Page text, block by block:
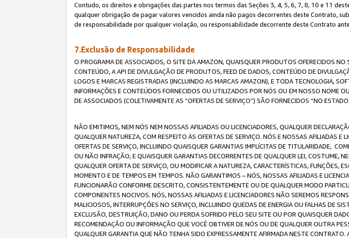
Contudo, os direitos e obrigações das partes nos termos das Seções 3, 4, 5, 6, 7, 8, 10 e 11
qualquer obrigação de pagar valores vencidos ainda não pagos decorrentes deste Contrato,
de responsabilidade por qualquer violação, ou responsabilidade decorrente deste Contrato
7.Exclusão de Responsabilidade
O PROGRAMA DE ASSOCIADOS, O SITE DA AMAZON, QUAISQUER PRODUTOS OFERECIDOS
CONTEÚDO, A API DE DIVULGAÇÃO DE PRODUTOS, FEED DE DADOS, CONTEÚDO DE
LOGOS E MARCAS REGISTRADAS (INCLUINDO AS MARCAS AMAZON), E TODA TECNOLOGIA,
INFORMAÇÕES E CONTEÚDOS FORNECIDOS OU UTILIZADOS POR NÓS OU EM NOSSO NOME
DE ASSOCIADOS (COLETIVAMENTE AS “OFERTAS DE SERVIÇO”) SÃO FORNECIDOS “NO
NÃO EMITIMOS, NEM NÓS NEM NOSSAS AFILIADAS OU LICENCIADORES, QUALQUER
QUALQUER NATUREZA, COM RESPEITO ÀS OFERTAS DE SERVIÇO. NÓS E NOSSAS AFILIADAS
OFERTAS DE SERVIÇO, INCLUINDO QUAISQUER GARANTIAS IMPLÍCITAS DE TITULARIDADE,
OU NÃO INFRAÇÃO, E QUAISQUER GARANTIAS DECORRENTES DE QUALQUER LEI, COSTUME,
QUALQUER OFERTA DE SERVIÇO, OU MODIFICAR A NATUREZA, CARACTERÍSTICAS, FUNÇÕES,
MOMENTO E DE TEMPOS EM TEMPOS. NÃO GARANTIMOS – NÓS, NOSSAS AFILIADAS E
FUNCIONARÃO CONFORME DESCRITO, CONSISTENTEMENTE OU DE QUALQUER MODO
COMPONENTES NOCIVOS. NÓS, NOSSAS AFILIADAS E LICENCIADORES NÃO SEREMOS
MALICIOSOS, INTERRUPÇÕES NO SERVIÇO, INCLUINDO QUEDAS DE ENERGIA OU FALHAS DE
EXCLUSÃO, DESTRUIÇÃO, DANO OU PERDA SOFRIDO PELO SEU SITE OU POR QUAISQUER
RECOMENDAÇÃO OU INFORMAÇÃO QUE VOCÊ OBTIVER DE NÓS OU DE QUALQUER OUTRA
QUALQUER GARANTIA QUE NÃO TENHA SIDO EXPRESSAMENTE AFIRMADA NESTE